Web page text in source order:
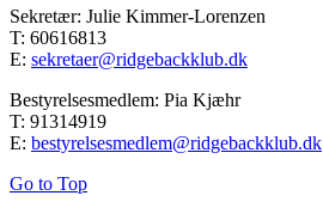
Sekretær: Julie Kimmer-Lorenzen
T: 60616813
E: sekretaer@ridgebackklub.dk
Bestyrelsesmedlem: Pia Kjæhr
T: 91314919
E: bestyrelsesmedlem@ridgebackklub.dk
Go to Top